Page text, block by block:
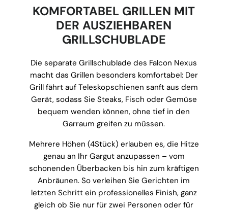
KOMFORTABEL GRILLEN MIT
DER AUSZIEHBAREN
GRILLSCHUBLADE
Die separate Grillschublade des Falcon Nexus
macht das Grillen besonders komfortabel: Der
Grill fährt auf Teleskopschienen sanft aus dem
Gerät, sodass Sie Steaks, Fisch oder Gemüse
bequem wenden können, ohne tief in den
Garraum greifen zu müssen.
Mehrere Höhen (4Stück) erlauben es, die Hitze
genau an Ihr Gargut anzupassen – vom
schonenden Überbacken bis hin zum kräftigen
Anbräunen. So verleihen Sie Gerichten im
letzten Schritt ein professionelles Finish, ganz
gleich ob Sie nur für zwei Personen oder für